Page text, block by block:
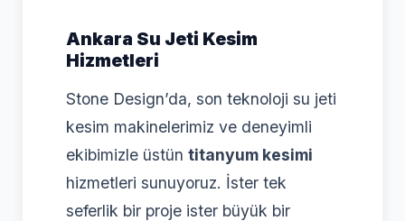
Ankara Su Jeti Kesim
Hizmetleri
Stone Design’da, son teknoloji su jeti
kesim makinelerimiz ve deneyimli
ekibimizle üstün titanyum kesimi
hizmetleri sunuyoruz. İster tek
seferlik bir proje ister büyük bir